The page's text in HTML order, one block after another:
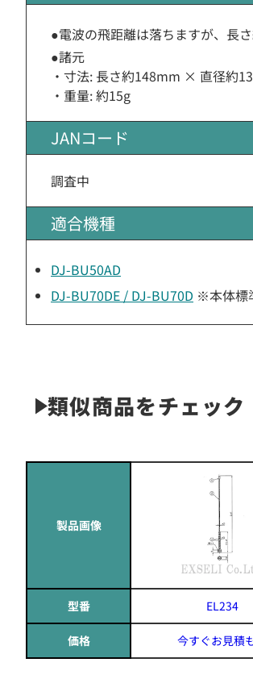
●電波の飛距離は落ちますが、長
●諸元
・寸法: 長さ約148mm × 直径約
・重量: 約15g
JANコード
調査中
適合機種
DJ-BU50AD
DJ-BU70DE / DJ-BU70D ※本体標
類似商品をチェック
製品画像
型番 EL234
価格 今すぐお見積